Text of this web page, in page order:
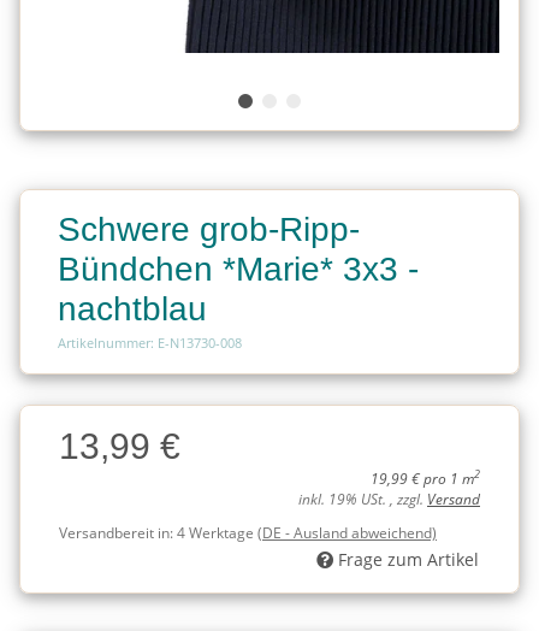
Schwere grob-Ripp-
Bündchen *Marie* 3x3 -
nachtblau
Artikelnummer: E-N13730-008
Charge
Charge13,99 €
19,99 € pro 1 m2
inkl. 19% USt. , zzgl. Versand
Versandbereit in:4 Werktage (DE - Ausland abweichend)
Frage zum Artikel